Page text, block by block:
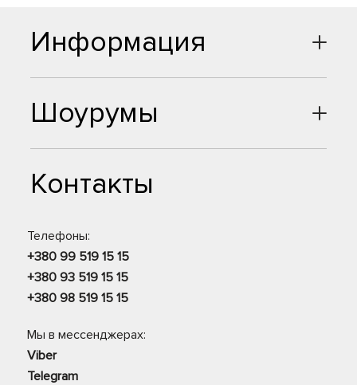
Шоурумы
Контакты
Телефоны:
+380 99 519 15 15
+380 93 519 15 15
+380 98 519 15 15
Мы в мессенджерах:
Viber
Telegram
Информация